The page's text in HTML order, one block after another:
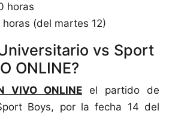
horas
(del martes 12)
vs Sport
ONLINE?
VIVO ONLINE el partido de
Boys, por la fecha 14 del